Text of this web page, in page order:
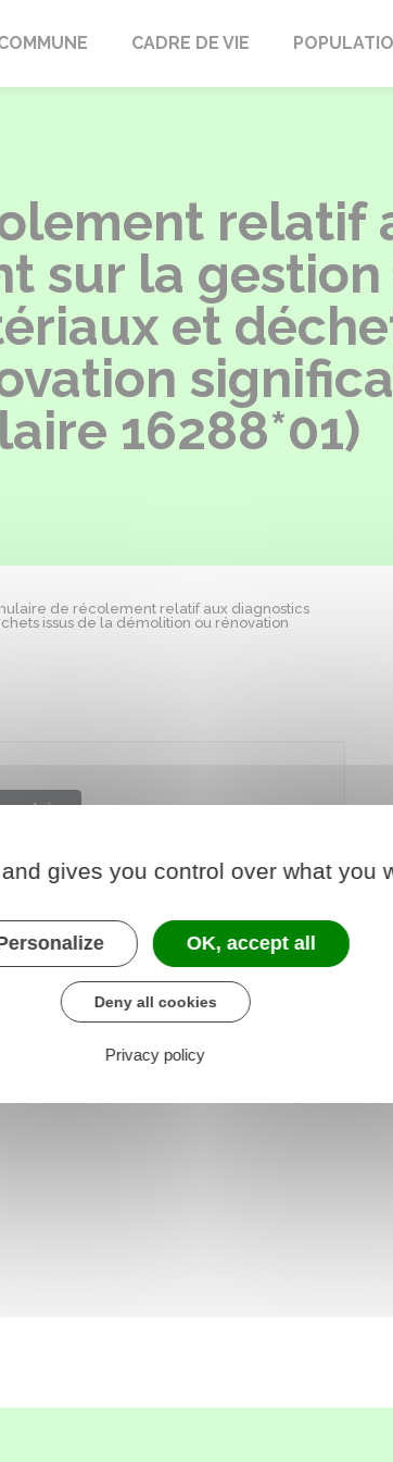
CADRE DE VIE
relatif
sur la
et
16288*01)
de récolement relatif aux diagnostics
issus de la démolition ou rénovation
gives you control over what you
OK, accept all
Deny all cookies
Privacy policy